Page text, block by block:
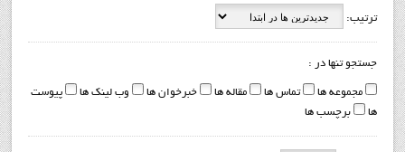
ترتیب:
جستجو تنها در :
مجموعه ها تماس ها مقاله ها خبرخوان ها وب لینک ها
پیوست
ها
برچسب ها